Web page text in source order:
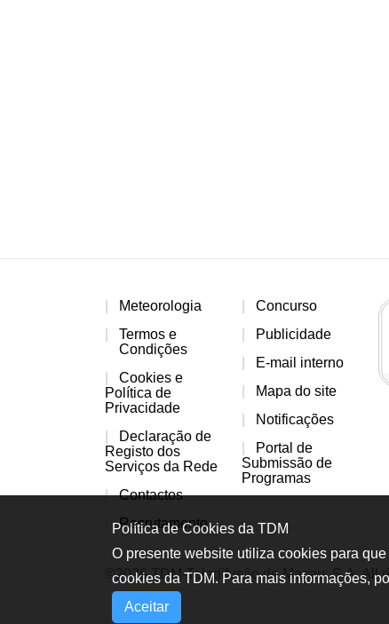
Meteorologia
Termos e
Condições
Cookies e
Política de
Privacidade
Declaração de
Registo dos
Serviços da Rede
Contactos
Recrutamento
Concurso
Publicidade
E-mail interno
Mapa do site
Notificações
Portal de
Submissão de
Programas
©2026 TDM-Teledifusão de Macau, S.A. All
Política de Cookies da TDM
O presente website utiliza cookies para
cookies da TDM. Para mais informações,
Aceitar